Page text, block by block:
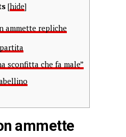
[hide]
ammette repliche
sconfitta che fa male”
ammette